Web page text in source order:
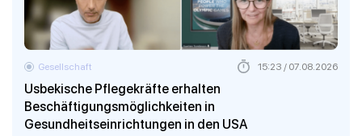
Usbekische Pflegekräfte erhalten
Beschäftigungsmöglichkeiten in
Gesundheitseinrichtungen in den USA
Gesellschaft 15:23 / 07.08.2026